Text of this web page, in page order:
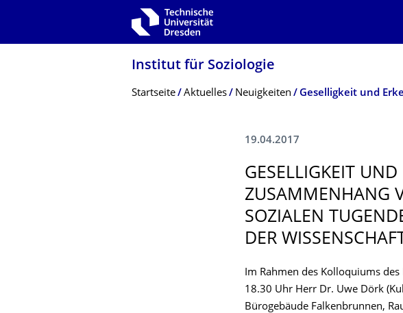
Zur Hauptnavigation springen
Institut für Soziologie
Breadcrumb-Menü
Startseite Aktuelles Neuigkeiten
19.04.2017
GESELLIGKEIT
ZUSAMMENHANG
SOZIALEN
DER WISSENSCHAFT
Im Rahmen des Kolloquiums
18.30 Uhr Herr Dr. Uwe Dörk
Bürogebäude Falkenbrunnen,